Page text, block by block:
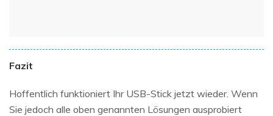
Fazit
Hoffentlich funktioniert Ihr USB-Stick jetzt wieder. Wenn
Sie jedoch alle oben genannten Lösungen ausprobiert